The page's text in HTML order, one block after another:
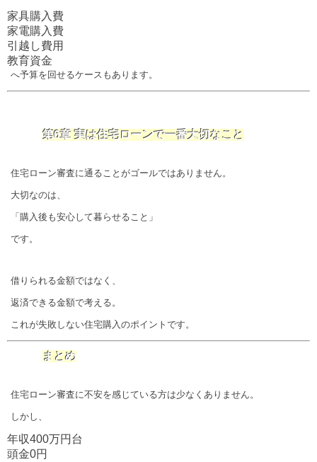
家具購入費
家電購入費
引越し費用
教育資金
へ予算を回せるケースもあります。
第6章 実は住宅ローンで一番大切なこと
住宅ローン審査に通ることがゴールではありません。
大切なのは、
「購入後も安心して暮らせること」
です。
借りられる金額ではなく、
返済できる金額で考える。
これが失敗しない住宅購入のポイントです。
まとめ
住宅ローン審査に不安を感じている方は少なくありません。
しかし、
年収400万円台
頭金0円